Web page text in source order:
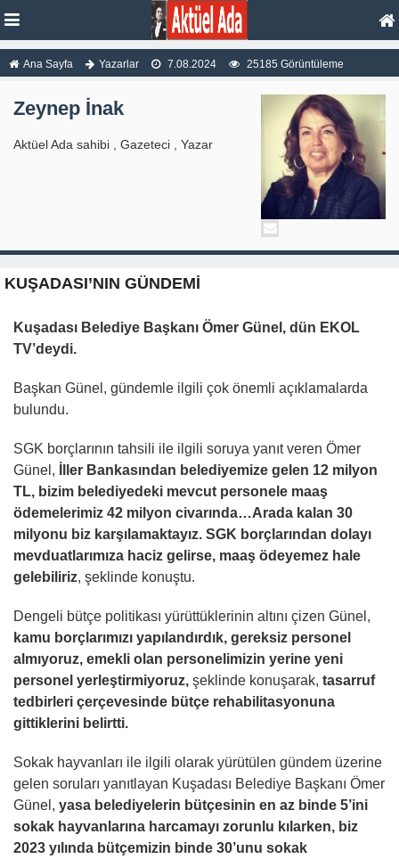
Ana Sayfa Yazarlar 7.08.2024 25185 Görüntüleme
Zeynep İnak
Aktüel Ada sahibi , Gazeteci , Yazar
KUŞADASI’NIN GÜNDEMİ
Kuşadası Belediye Başkanı Ömer Günel, dün EKOL
TV’deydi.
Başkan Günel, gündemle ilgili çok önemli açıklamalarda
bulundu.
SGK borçlarının tahsili ile ilgili soruya yanıt veren Ömer
Günel, İller Bankasından belediyemize gelen 12 milyon
TL, bizim belediyedeki mevcut personele maaş
ödemelerimiz 42 milyon civarında…Arada kalan 30
milyonu biz karşılamaktayız. SGK borçlarından dolayı
mevduatlarımıza haciz gelirse, maaş ödeyemez hale
gelebiliriz, şeklinde konuştu.
Dengeli bütçe politikası yürüttüklerinin altını çizen Günel,
kamu borçlarımızı yapılandırdık, gereksiz personel
almıyoruz, emekli olan personelimizin yerine yeni
personel yerleştirmiyoruz, şeklinde konuşarak, tasarruf
tedbirleri çerçevesinde bütçe rehabilitasyonuna
gittiklerini belirtti.
Sokak hayvanları ile ilgili olarak yürütülen gündem üzerine
gelen soruları yanıtlayan Kuşadası Belediye Başkanı Ömer
Günel, yasa belediyelerin bütçesinin en az binde 5’ini
sokak hayvanlarına harcamayı zorunlu kılarken, biz
2023 yılında bütçemizin binde 30’unu sokak